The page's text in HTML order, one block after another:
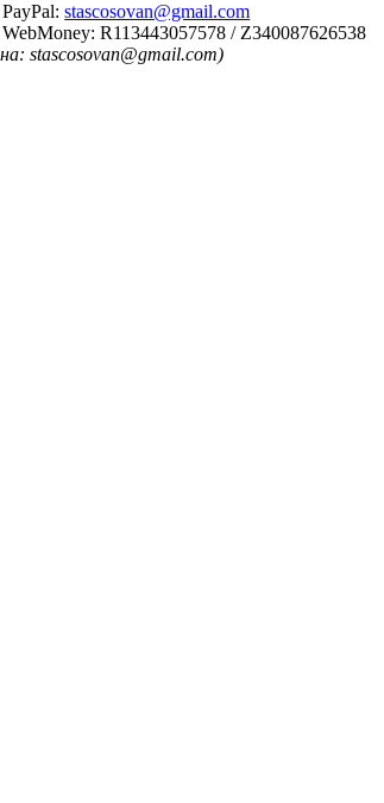
PayPal:stascosovan@gmail.com
WebMoney:R113443057578 / Z340087626538
stascosovan@gmail.com)